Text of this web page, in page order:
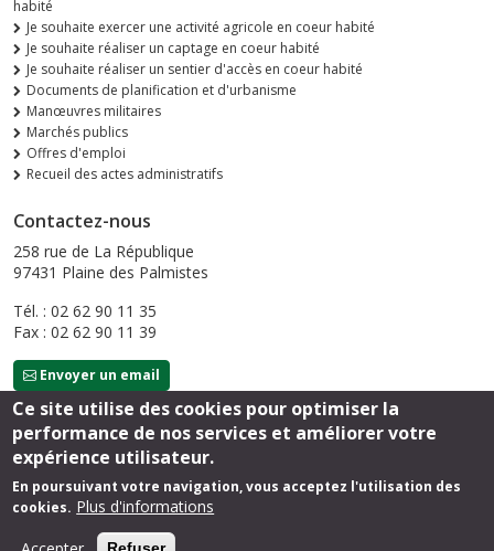
habité
Je souhaite exercer une activité agricole en coeur habité
Je souhaite réaliser un captage en coeur habité
Je souhaite réaliser un sentier d'accès en coeur habité
Documents de planification et d'urbanisme
Manœuvres militaires
Marchés publics
Offres d'emploi
Recueil des actes administratifs
Contactez-nous
258 rue de La République
97431 Plaine des Palmistes
Tél. : 02 62 90 11 35
Fax : 02 62 90 11 39
Envoyer un email
Suivez-nous
Ce site utilise des cookies pour optimiser la
performance de nos services et améliorer votre
expérience utilisateur.
En poursuivant votre navigation, vous acceptez l'utilisation des
cookies. Plus d'informations